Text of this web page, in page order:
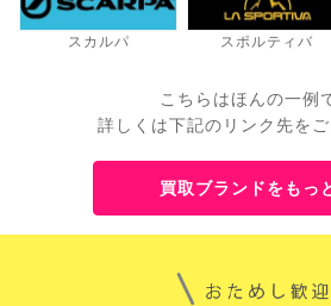
スカルパ スポルティバ
こちらはほんの一例
詳しくは下記のリンク先をご
買取ブランドをもっ